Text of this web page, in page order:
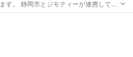
携して運
量を⽬的に、まだ使えるものをリユー